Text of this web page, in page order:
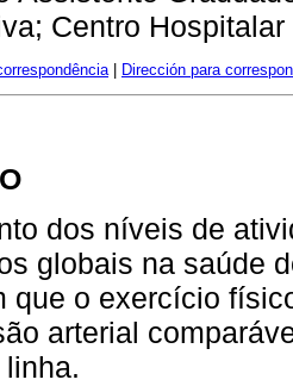
Centro
| Dirección para
dos níveis de
globais na saúde
que o exercício
arterial